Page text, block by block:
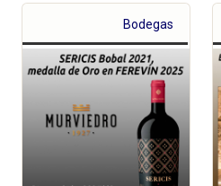
las tapas en el
Día Mundial del
Aperitivo
Bodegas